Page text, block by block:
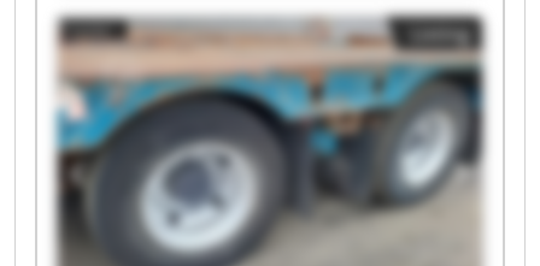
Pozzi Marco Macchine Utensili Pozzi Marco
Macchine Utensili Pozzi Marco Macchine Utensili
Pozzi Marco Macchine Utensili Pozzi Marco
Macchine Utensili Pozzi Marco Macchine Utensili
Pozzi Marco Macchine Utensili Pozzi Marco
Macchine Utensili Pozzi Marco Macchine Utensili
Pozzi Marco Macchine Utensili Pozzi Marco
Macchine Utensili Pozzi Marco Macchine Utensili
Pozzi Marco Macchine Utensili Pozzi Marco
Macchine Utensili
Listing